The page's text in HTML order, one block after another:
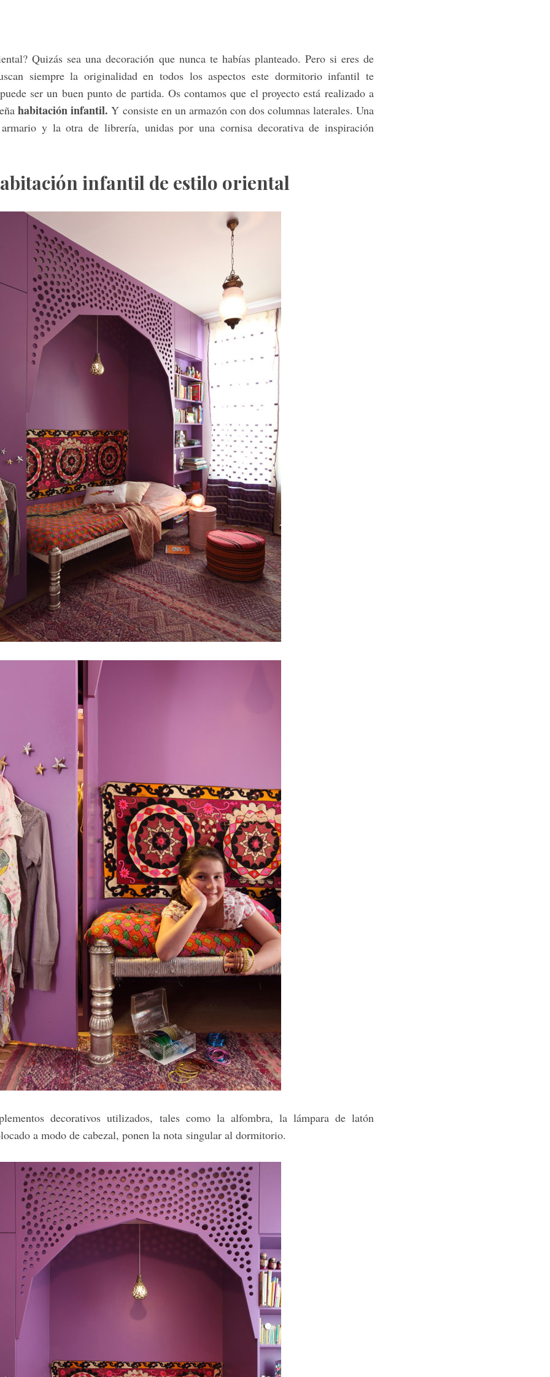
Quizás sea una decoración que nunca te habías planteado. Pero si eres de
siempre la originalidad en todos los aspectos este dormitorio infantil te
ser un buen punto de partida. Os contamos que el proyecto está realizado a
habitación infantil. Y consiste en un armazón con dos columnas laterales. Una
y la otra de librería, unidas por una cornisa decorativa de inspiración
infantil de estilo oriental
decorativos utilizados, tales como la alfombra, la lámpara de latón
a modo de cabezal, ponen la nota singular al dormitorio.